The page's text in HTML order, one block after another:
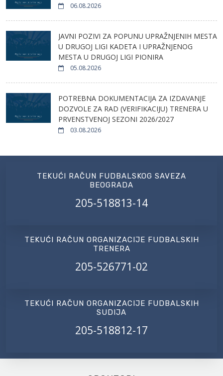
06.08.2026
JAVNI POZIVI ZA POPUNU UPRAŽNJENIH MESTA
U DRUGOJ LIGI KADETA I UPRAŽNJENOG
MESTA U DRUGOJ LIGI PIONIRA
05.08.2026
POTREBNA DOKUMENTACIJA ZA IZDAVANJE
DOZVOLE ZA RAD (VERIFIKACIJU) TRENERA U
PRVENSTVENOJ SEZONI 2026/2027
03.08.2026
TEKUĆI RAČUN FUDBALSKOG SAVEZA
BEOGRADA
205-518813-14
TEKUĆI RAČUN ORGANIZACIJE FUDBALSKIH
TRENERA
205-526771-02
TEKUĆI RAČUN ORGANIZACIJE FUDBALSKIH
SUDIJA
205-518812-17